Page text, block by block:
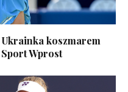
koszmarem
Wprost